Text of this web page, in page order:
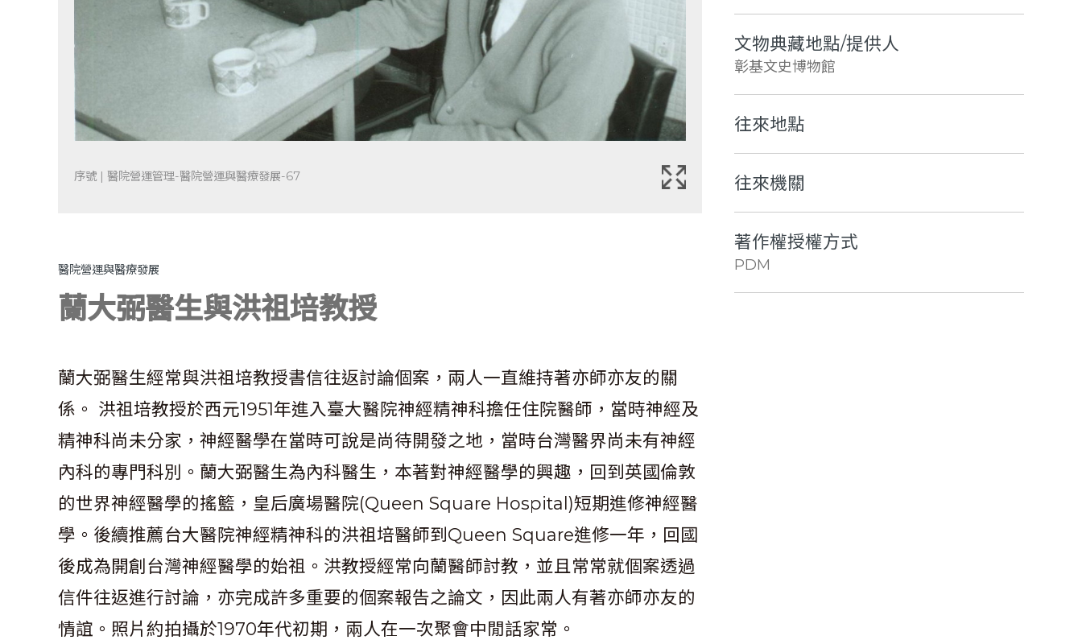
序號 | 醫院營運管理-醫院營運與醫療發展-67
醫院營運與醫療發展
蘭大弼醫生與洪祖培教授
蘭大弼醫生經常與洪祖培教授書信往返討論個案，兩人一直維持著亦師亦友的關
係。 洪祖培教授於西元1951年進入臺大醫院神經精神科擔任住院醫師，當時神經及
精神科尚未分家，神經醫學在當時可說是尚待開發之地，當時台灣醫界尚未有神經
內科的專門科別。蘭大弼醫生為內科醫生，本著對神經醫學的興趣，回到英國倫敦
的世界神經醫學的搖籃，皇后廣場醫院(Queen Square Hospital)短期進修神經醫
學。後續推薦台大醫院神經精神科的洪祖培醫師到Queen Square進修一年，回國
後成為開創台灣神經醫學的始祖。洪教授經常向蘭醫師討教，並且常常就個案透過
信件往返進行討論，亦完成許多重要的個案報告之論文，因此兩人有著亦師亦友的
情誼。照片約拍攝於1970年代初期，兩人在一次聚會中閒話家常。
文物典藏地點/提供人
彰基文史博物館
往來地點
往來機關
著作權授權方式
PDM